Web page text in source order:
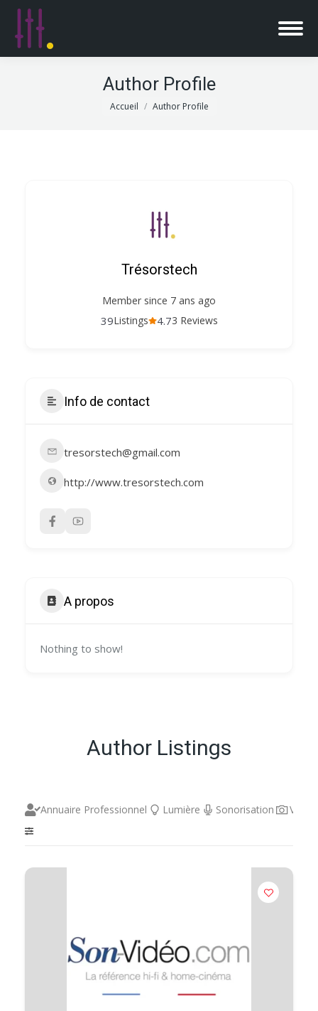
Author Profile
Vous êtes ici :
Accueil Author Profile
Trésorstech
Member since 7 ans ago
4.73 Reviews
39Listings
Info de contact
tresorstech@gmail.com
http://www.tresorstech.com
A propos
Nothing to show!
Author Listings
Annuaire Professionnel Lumière Sonorisation Vidéo